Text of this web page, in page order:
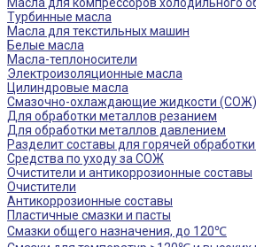
Турбинные масла
Масла для текстильных машин
Белые масла
Масла-теплоносители
Электроизоляционные масла
Цилиндровые масла
Смазочно-охлаждающие жидкости (СОЖ)
Для обработки металлов резанием
Для обработки металлов давлением
Разделит составы для горячей
Средства по уходу за СОЖ
Очистители и антикоррозионные составы
Очистители
Антикоррозионные составы
Пластичные смазки и пасты
Смазки общего назначения, до 120℃